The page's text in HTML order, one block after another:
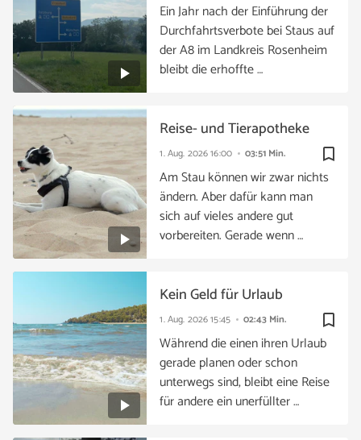
Ein Jahr nach der Einführung der
Durchfahrtsverbote bei Staus auf
der A8 im Landkreis Rosenheim
bleibt die erhoffte …
bookmark_border
1. Aug. 202616:00 03:51 Min.
Reise- und Tierapotheke
Am Stau können wir zwar nichts
ändern. Aber dafür kann man
sich auf vieles andere gut
vorbereiten. Gerade wenn …
bookmark_border
1. Aug. 202615:45 02:43 Min.
Kein Geld für Urlaub
Während die einen ihren Urlaub
gerade planen oder schon
unterwegs sind, bleibt eine Reise
für andere ein unerfüllter …